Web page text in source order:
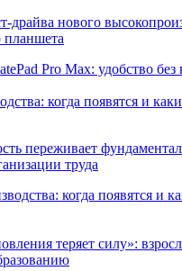
драйва нового
планшета
когда появятся и
переживает
труда
теряет силу»: